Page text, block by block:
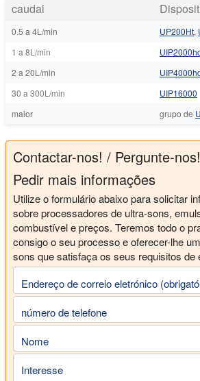
caudal
0.5 a 4L/min UP200Ht,
1 a 8L/min
2 a 20L/min
30 a 300L/min
UIP16000
maior
grupo de
Contactar-nos! / Pergunte-nos!
Pedir mais informações
Utilize o formulário abaixo para solicitar
sobre processadores de ultra-sons,
combustível e preços. Teremos todo o
consigo o seu processo e oferecer-lhe
sons que satisfaça os seus requisitos de
Endereço de correio eletrónico
número de telefone
Nome
Interesse